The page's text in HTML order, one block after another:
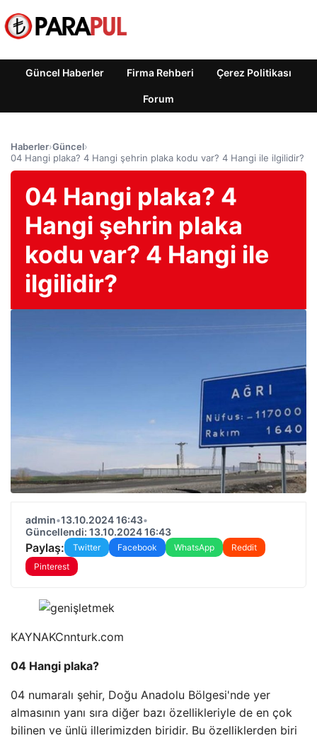
Güncel Haberler Firma Rehberi Çerez Politikası
Forum
Haberler›Güncel›
04 Hangi plaka? 4 Hangi şehrin plaka kodu var? 4 Hangi ile ilgilidir?
04 Hangi plaka? 4
Hangi şehrin plaka
kodu var? 4 Hangi ile
ilgilidir?
admin•13.10.2024 16:43•
Güncellendi: 13.10.2024 16:43
Paylaş: Twitter Facebook WhatsApp
Reddit
Pinterest
KAYNAKCnnturk.com
04 Hangi plaka?
04 numaralı şehir, Doğu Anadolu Bölgesi'nde yer
almasının yanı sıra diğer bazı özellikleriyle de en çok
bilinen ve ünlü illerimizden biridir. Bu özelliklerden biri